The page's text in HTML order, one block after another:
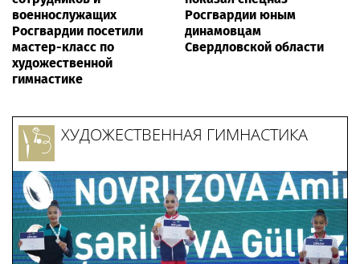
военнослужащих
Росгвардии посетили
мастер-класс по
художественной
гимнастике
Росгвардии юным
динамовцам
Свердловской области
ХУДОЖЕСТВЕННАЯ ГИМНАСТИКА